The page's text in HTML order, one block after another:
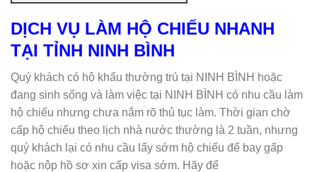
DỊCH VỤ LÀM HỘ CHIẾU NHANH
TẠI TỈNH NINH BÌNH
Quý khách có hộ khẩu thường trú tại NINH BÌNH hoặc
đang sinh sống và làm việc tại NINH BÌNH có nhu cầu làm
hộ chiếu nhưng chưa nắm rõ thủ tục làm. Thời gian chờ
cấp hộ chiếu theo lịch nhà nước thường là 2 tuần, nhưng
quý khách lại có nhu cầu lấy sớm hộ chiếu để bay gấp
hoặc nộp hồ sơ xin cấp visa sớm. Hãy để